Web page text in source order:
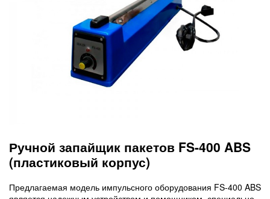
Ручной запайщик пакетов FS-400 ABS
(пластиковый корпус)
Предлагаемая модель импульсного оборудования FS-400 ABS